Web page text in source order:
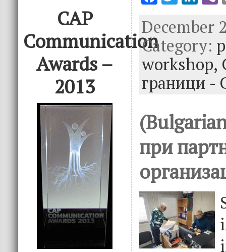
CAP
Communication
Awards –
2013
e
b
o
o
k
it
te
r
k
e
dI
n
December
Category:
workshop,
граници -
при